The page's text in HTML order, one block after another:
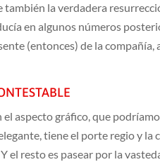
también la verdadera
en algunos números
(entonces) de la
aspecto gráfico, que
tiene el porte regio y
el resto es pasear por la